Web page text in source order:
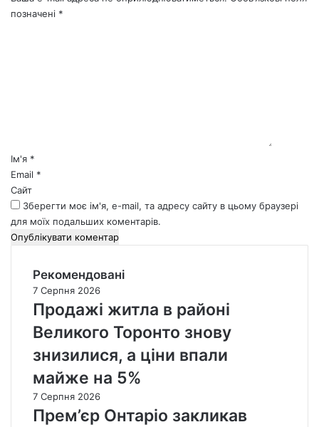
позначені *
*Ім'я *
Email *
Сайт
Зберегти моє ім'я, e-mail, та адресу сайту в цьому браузері
для моїх подальших коментарів.
Рекомендовані
7 Серпня 2026
Продажі житла в районі
Великого Торонто знову
знизилися, а ціни впали
майже на 5%
7 Серпня 2026
Прем’єр Онтаріо закликав